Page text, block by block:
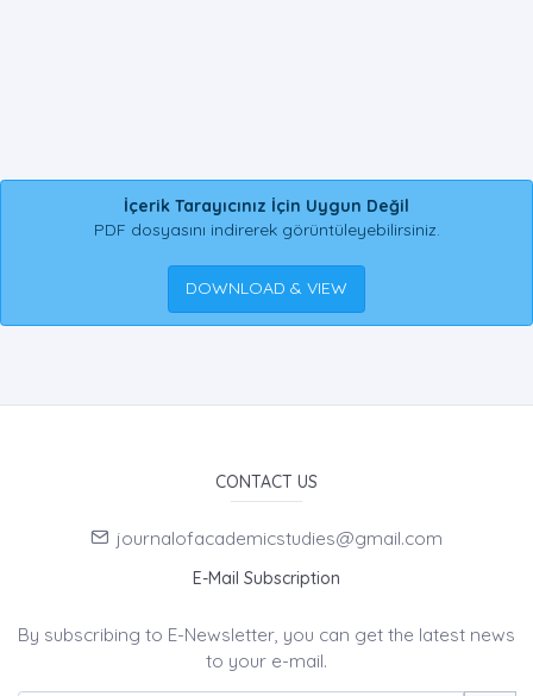
İçerik Tarayıcınız İçin Uygun Değil
PDF dosyasını indirerek görüntüleyebilirsiniz.
DOWNLOAD & VIEW
CONTACT US
journalofacademicstudies@gmail.com
E-Mail Subscription
By subscribing to E-Newsletter, you can get the latest news
to your e-mail.